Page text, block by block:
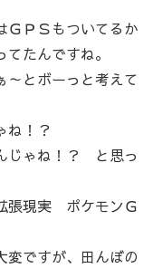
ＧＰＳもついてるか
たんですね。
～とボーっと考えて
！？
じゃね！？ と思っ
張現実 ポケモンＧ
変ですが、田んぼの